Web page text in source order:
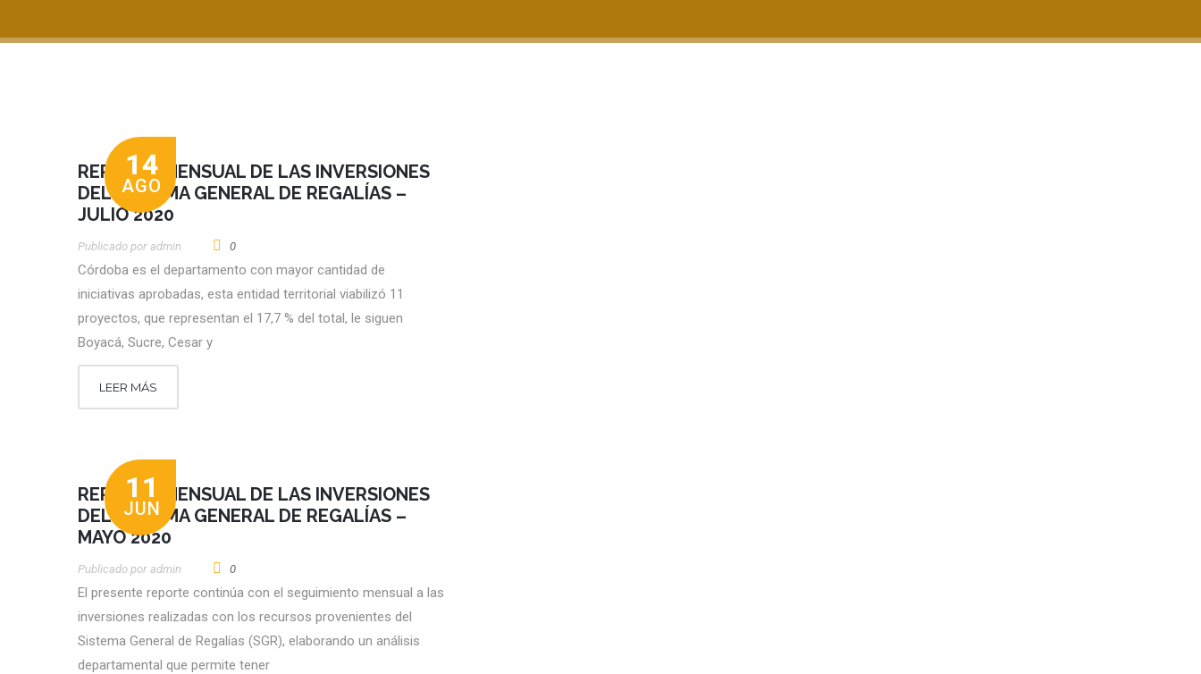
14
AGO
REPORTE MENSUAL DE LAS INVERSIONES
DEL SISTEMA GENERAL DE REGALÍAS –
JULIO 2020
Publicado por Admin 0
Córdoba es el departamento con mayor cantidad de
iniciativas aprobadas, esta entidad territorial viabilizó 11
proyectos, que representan el 17,7 % del total, le siguen
Boyacá, Sucre, Cesar y
LEER MÁS
11
JUN
REPORTE MENSUAL DE LAS INVERSIONES
DEL SISTEMA GENERAL DE REGALÍAS –
MAYO 2020
Publicado por Admin 0
El presente reporte continúa con el seguimiento mensual a las
inversiones realizadas con los recursos provenientes del
Sistema General de Regalías (SGR), elaborando un análisis
departamental que permite tener